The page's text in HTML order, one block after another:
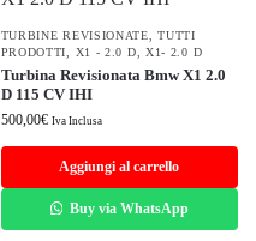
TURBINE REVISIONATE ,TUTTI
PRODOTTI
X1 - 2.0 D X1- 2.0 D
Turbina Revisionata Bmw X1 2.0
D 115 CV IHI
500,00€ Iva Inclusa
Aggiungi al carrello
Buy via WhatsApp